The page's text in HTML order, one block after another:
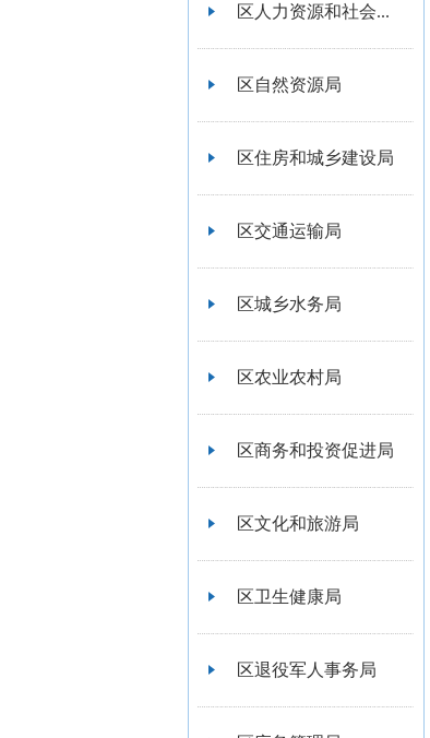
区人力资源和社会...
区自然资源局
区住房和城乡建设局
区交通运输局
区城乡水务局
区农业农村局
区商务和投资促进局
区文化和旅游局
区卫生健康局
区退役军人事务局